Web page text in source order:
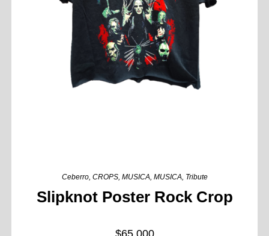
Ceberro, CROPS, MUSICA MUSICA Tribute
Slipknot Poster Rock Crop
$65,000